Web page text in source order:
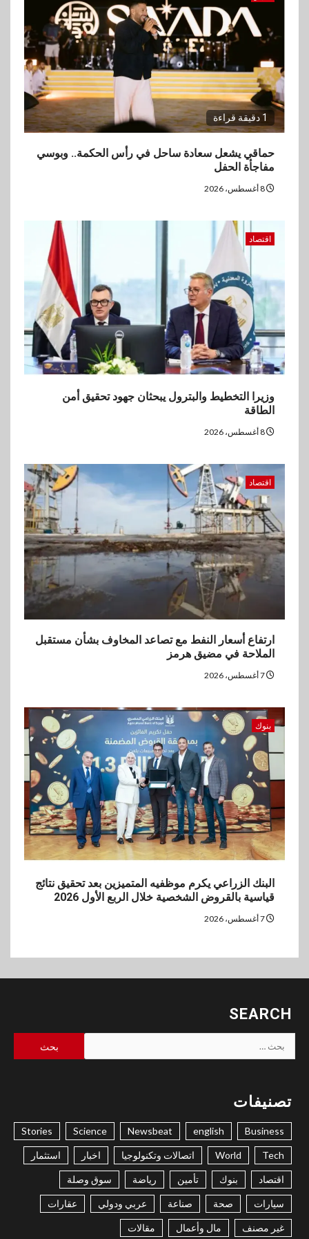
3
اقتصاد
ارتفاع أسعار النفط مع تصاعد
المخاوف بشأن مستقبل الملاحة
في مضيق هرمز
4 بنوك
البنك الزراعي يكرم موظفيه
المتميزين بعد تحقيق نتائج قياسية
إنتيسا سان باولو تحقق 5.6 مليار
يورو صافي ربح في النصف الأول
2026
1 دقيقة قراءة
حماقي يشعل سعادة ساحل في رأس الحكمة.. وبوسي
مفاجأة الحفل
اقتصاد
وزيرا التخطيط والبترول يبحثان جهود تحقيق أمن
الطاقة
اقتصاد
ارتفاع أسعار النفط مع تصاعد المخاوف بشأن مستقبل
الملاحة في مضيق هرمز
بنوك
البنك الزراعي يكرم موظفيه المتميزين بعد تحقيق نتائج
قياسية بالقروض الشخصية خلال الربع الأول 2026
SEARCH
البحث
عن:
تصنيفات
Business
english
Newsbeat
Science
Stories
Tech
World اتصالات وتكنولوجيا اخبار استثمار
اقتصاد بنوك تأمين رياضة سوق وصلة
سيارات صحة صناعة عربي ودولي عقارات
غير مصنف مال وأعمال مقالات